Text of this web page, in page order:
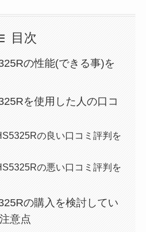
目次
の性能(できる事)を
を使用した人の口コ
の良い口コミ評判を
の悪い口コミ評判を
の購入を検討してい
意点